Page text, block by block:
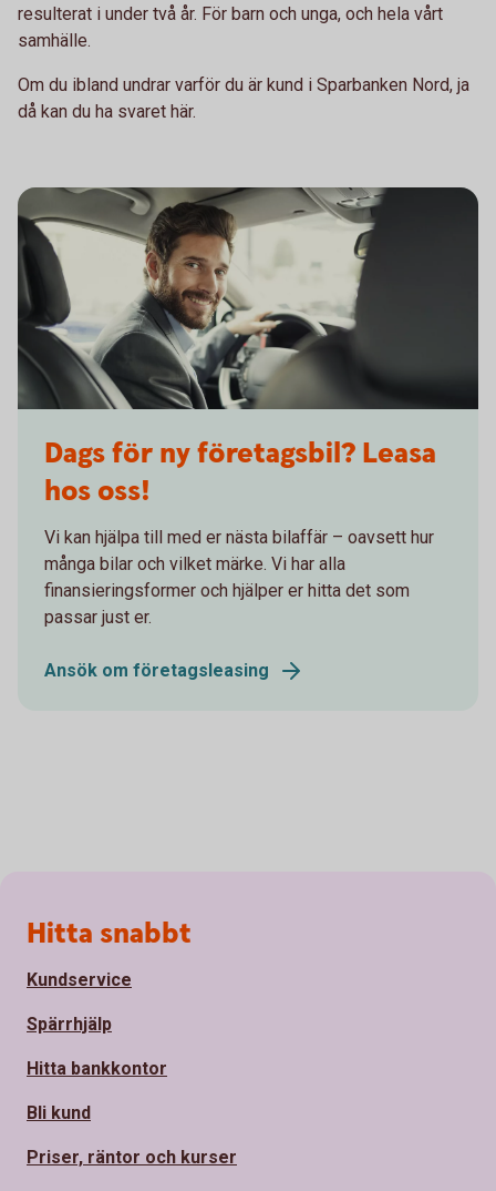
resulterat i under två år. För barn och unga, och hela vårt
samhälle.
Om du ibland undrar varför du är kund i Sparbanken Nord, ja
då kan du ha svaret här.
Dags för ny företagsbil? Leasa
hos oss!
Vi kan hjälpa till med er nästa bilaffär – oavsett hur
många bilar och vilket märke. Vi har alla
finansieringsformer och hjälper er hitta det som
passar just er.
Ansök om företagsleasing
Sidfot
Hitta snabbt
Kundservice
Spärrhjälp
Hitta bankkontor
Bli kund
Priser, räntor och kurser